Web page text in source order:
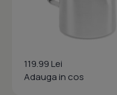
119.99 Lei
Adauga in cos